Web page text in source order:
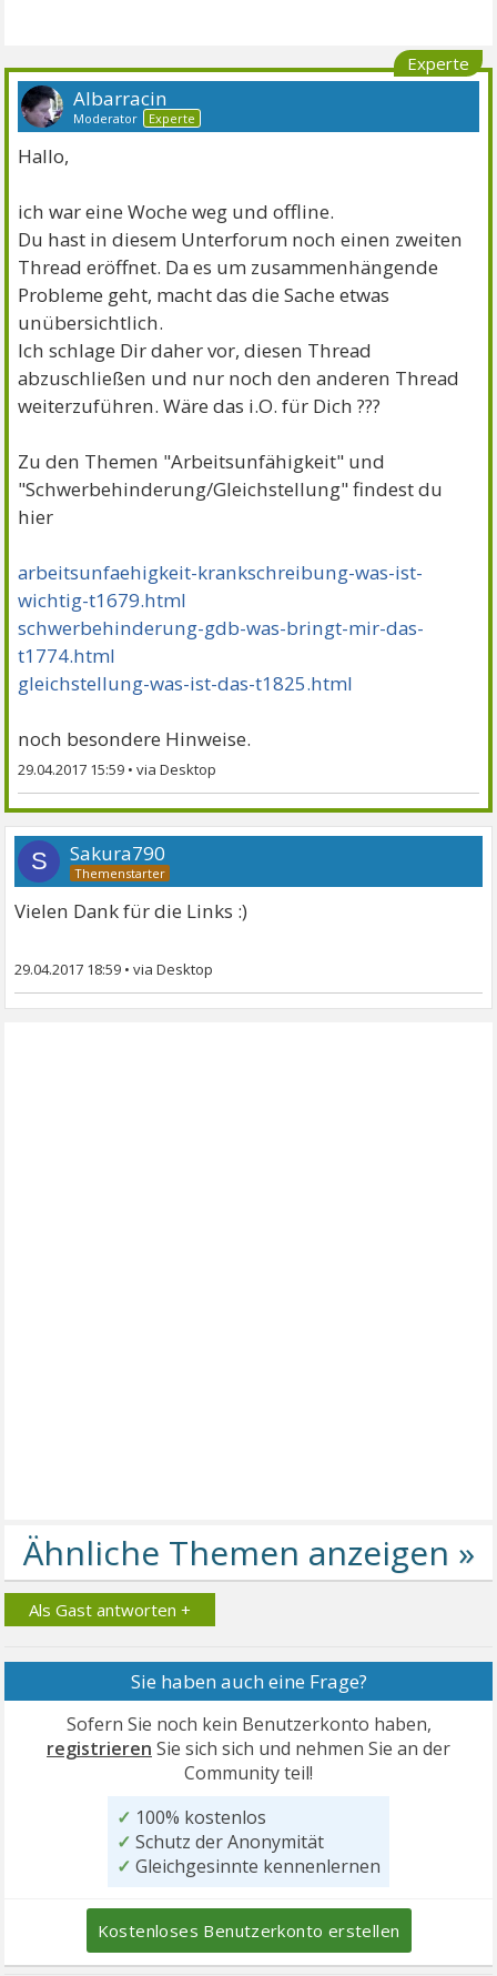
Experte
Albarracin
Moderator Experte
Hallo,
ich war eine Woche weg und offline.
Du hast in diesem Unterforum noch einen zweiten
Thread eröffnet. Da es um zusammenhängende
Probleme geht, macht das die Sache etwas
unübersichtlich.
Ich schlage Dir daher vor, diesen Thread
abzuschließen und nur noch den anderen Thread
weiterzuführen. Wäre das i.O. für Dich ???
Zu den Themen "Arbeitsunfähigkeit" und
"Schwerbehinderung/Gleichstellung" findest du
hier
arbeitsunfaehigkeit-krankschreibung-was-ist-
wichtig-t1679.html
schwerbehinderung-gdb-was-bringt-mir-das-
t1774.html
gleichstellung-was-ist-das-t1825.html
noch besondere Hinweise.
29.04.2017 15:59 •
S Sakura790
Vielen Dank für die Links :)
29.04.2017 18:59 •
Als Gast antworten +
Sie haben auch eine Frage?
Sofern Sie noch kein Benutzerkonto haben,
registrieren Sie sich sich und nehmen Sie an der
Community teil!
✓ 100% kostenlos
✓ Schutz der Anonymität
✓ Gleichgesinnte kennenlernen
Kostenloses Benutzerkonto erstellen